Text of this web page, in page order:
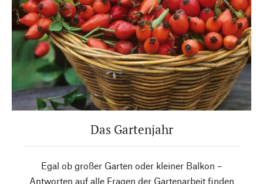
Das Gartenjahr
Egal ob großer Garten oder kleiner Balkon –
Antworten auf alle Fragen der Gartenarbeit finden